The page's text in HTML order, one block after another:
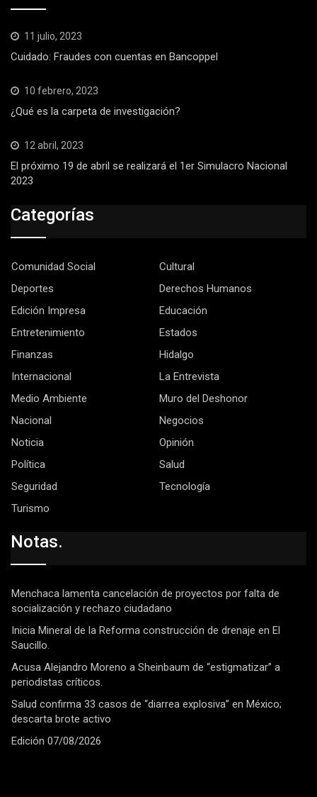
11 julio, 2023
Cuidado: Fraudes con cuentas en Bancoppel
10 febrero, 2023
¿Qué es la carpeta de investigación?
12 abril, 2023
El próximo 19 de abril se realizará el 1er Simulacro Nacional
2023
Categorías
Comunidad Social
Cultural
Deportes
Derechos Humanos
Edición Impresa
Educación
Entretenimiento
Estados
Finanzas
Hidalgo
Internacional
La Entrevista
Medio Ambiente
Muro del Deshonor
Nacional
Negocios
Noticia
Opinión
Política
Salud
Seguridad
Tecnología
Turismo
Notas.
Menchaca lamenta cancelación de proyectos por falta de
socialización y rechazo ciudadano
Inicia Mineral de la Reforma construcción de drenaje en El
Saucillo.
Acusa Alejandro Moreno a Sheinbaum de “estigmatizar” a
periodistas críticos.
Salud confirma 33 casos de “diarrea explosiva” en México;
descarta brote activo
Edición 07/08/2026